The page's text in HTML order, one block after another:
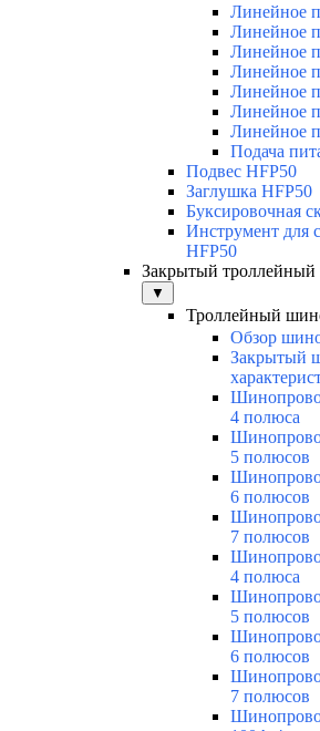
Линейное
Линейное
Линейное
Линейное
Линейное
Линейное
Линейное
Подача
Подвес HFP50
Заглушка HFP50
Буксировочная
Инструмент для
HFP50
Закрытый
▼
Троллейный
Обзор
Закрытый
4 полюса
5 полюсов
6 полюсов
7 полюсов
4 полюса
5 полюсов
6 полюсов
7 полюсов